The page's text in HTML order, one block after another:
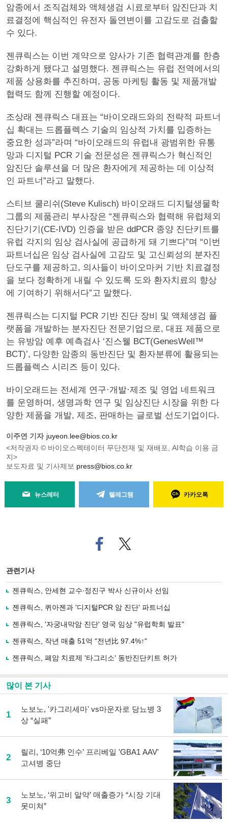
암종에서 조직검체와 액체생검 시료로부터 암진단과 치
료결정에 핵심적인 유전자 돌연변이를 고감도로 검출할
수 있다.
젠큐릭스는 이번 계약으로 양사가 기존 협력관계를 한층
강화하게 됐다고 설명했다. 젠큐릭스는 유럽 전역에서의
제품 상용화를 추진하며, 공동 마케팅 활동 및 제품개발
협력도 함께 진행할 예정이다.
조상래 젠큐릭스 대표는 “바이오래드와의 전략적 파트너
십 확대는 드롭플렉스 기술의 임상적 가치를 입증하는
중요한 성과”라며 “바이오래드의 유럽내 광범위한 유통
망과 디지털 PCR 기술 전문성은 젠큐릭스가 혁신적인
암진단 솔루션을 더 많은 환자에게 제공하는 데 이상적
인 파트너”라고 말했다.
스티브 쿨리쉬(Steve Kulisch) 바이오래드 디지털생물학
그룹의 제품관리 부사장은 “젠큐릭스와 협력해 유럽체외
진단기기(CE-IVD) 인증을 받은 ddPCR 종양 진단키트를
유럽 각지의 임상 검사실에 공급하게 돼 기쁘다”며 “이번
파트너십은 임상 검사실에 고감도 및 고신뢰성의 분자진
단도구를 제공하고, 의사들이 바이오마커 기반 치료결정
을 보다 정확하게 내릴 수 있도록 도와 환자치료의 향상
에 기여하기 위해서다”고 말했다.
젠큐릭스는 디지털 PCR 기반 진단 장비 및 액체생검 플
랫폼을 개발하는 분자진단 전문기업으로, 대표 제품으로
는 유방암 예후 예측검사 ‘진스웰 BCT(GenesWell™
BCT)’, 다양한 암종의 동반진단 및 환자분류에 활용되는
드롭플렉스 시리즈 등이 있다.
바이오래드는 전세계 연구·개발·제조 및 영업 네트워크
를 운영하며, 생명과학 연구 및 임상진단 시장을 위한 다
양한 제품을 개발, 제조, 판매하는 글로벌 선도기업이다.
이주연 기자 juyeon.lee@bios.co.kr
<저작권자 © 바이오스펙테이터 무단전재 및 재배포, AI학습 이용 금
지>
보도자료 및 기사제보 press@bios.co.kr
뉴스레터 텔레그램 카카오톡
페
이
로
기
사
유
기
트위
터로
관련기사
젠큐릭스, 안세현 교수∙정진구 박사 신규이사 선임
젠큐릭스, 퀴아젠과 '디지털PCR 암 진단' 파트너십
젠큐릭스, '자궁내막암 진단' 영국 임상 "유럽학회 발표"
젠큐릭스, 작년 매출 51억 "전년比 97.4%↑"
젠큐릭스, 폐암 치료제 '타그리소' 동반진단키트 허가
많이 본 기사
1
노보노, '카그리세마' vs마운자로 당뇨병 3
상 “실패”
2
릴리, ‘10억弗 인수’ 프리베일 'GBA1 AAV'
고셔병 중단
3
노보노, ‘위고비 알약’ 매출증가 “시장 기대
못미쳐”